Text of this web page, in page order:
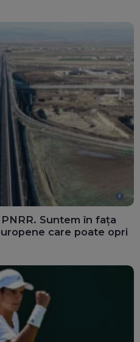
Suntem în fața
care poate opri